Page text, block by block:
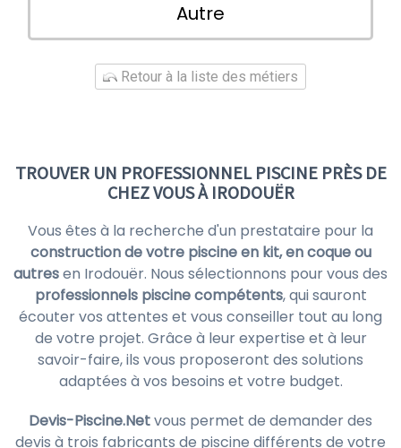
Autre
Retour à la liste des métiers
TROUVER UN PROFESSIONNEL PISCINE PRÈS DE
CHEZ VOUS À IRODOUËR
Vous êtes à la recherche d'un prestataire pour la
construction de votre piscine en kit, en coque ou
autresen Irodouër. Nous sélectionnons pour vous des
professionnels piscine compétents, qui sauront
écouter vos attentes et vous conseiller tout au long
de votre projet. Grâce à leur expertise et à leur
savoir-faire, ils vous proposeront des solutions
adaptées à vos besoins et votre budget.
Devis-Piscine.Netvous permet de demander des
devis à trois fabricants de piscine différents de votre